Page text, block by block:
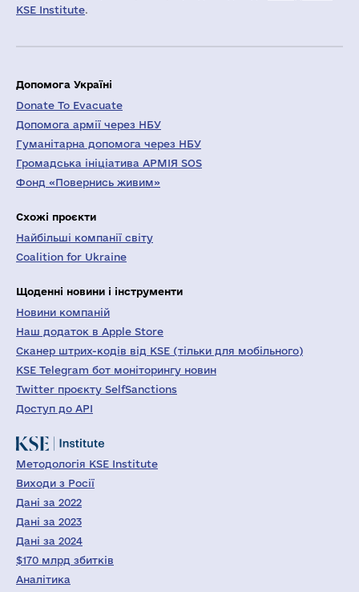
KSE Institute.
Допомога Україні
Donate To Evacuate
Допомога армії через НБУ
Гуманітарна допомога через НБУ
Громадська ініціатива АРМІЯ SOS
Фонд «Повернись живим»
Схожі проєкти
Найбільші компанії світу
Coalition for Ukraine
Щоденні новини і інструменти
Новини компаній
Наш додаток в Apple Store
Сканер штрих-кодів від KSE (тільки для мобільного)
KSE Telegram бот моніторингу новин
Twitter проєкту SelfSanctions
Доступ до API
Методологія KSE Institute
Виходи з Росії
Дані за 2022
Дані за 2023
Дані за 2024
$170 млрд збитків
Аналітика